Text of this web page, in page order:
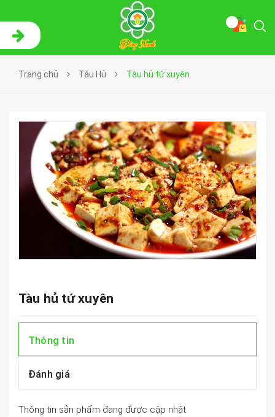
Trang chủ Tàu Hủ Tàu hủ tứ xuyên
Tàu hủ tứ xuyên
Thông tin
Đánh giá
Thông tin sản phẩm đang được cập nhật